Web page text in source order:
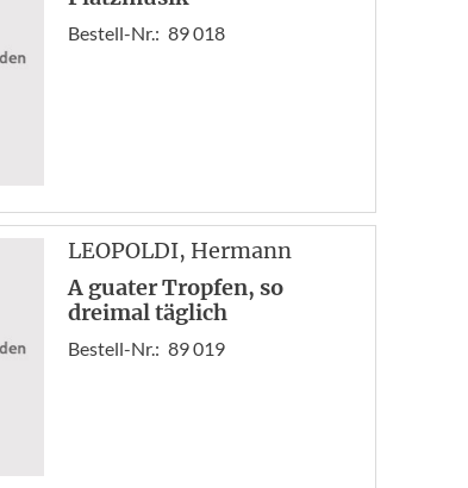
Bestell-Nr.: 89 018
LEOPOLDI, Hermann
A guater Tropfen, so
dreimal täglich
Bestell-Nr.: 89 019